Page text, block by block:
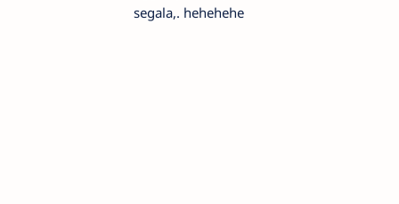
segala,. hehehehe